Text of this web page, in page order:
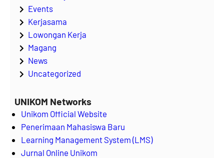
Events
Kerjasama
Lowongan Kerja
Magang
News
Uncategorized
UNIKOM Networks
Unikom Official Website
Penerimaan Mahasiswa Baru
Learning Management System (LMS)
Jurnal Online Unikom